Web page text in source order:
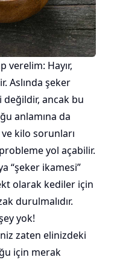
verelim: Hayır,
Aslında şeker
ancak bu
anlamına da
kilo sorunları
yol açabilir.
“şeker ikamesi”
olarak kediler için
durulmalıdır.
yok!
zaten elinizdeki
için merak